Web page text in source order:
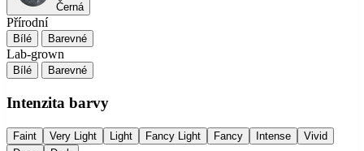
Černá
Přírodní
Bílé Barevné
Lab-grown
Bílé Barevné
Intenzita barvy
Faint Very Light Light Fancy Light Fancy Intense
Vivid